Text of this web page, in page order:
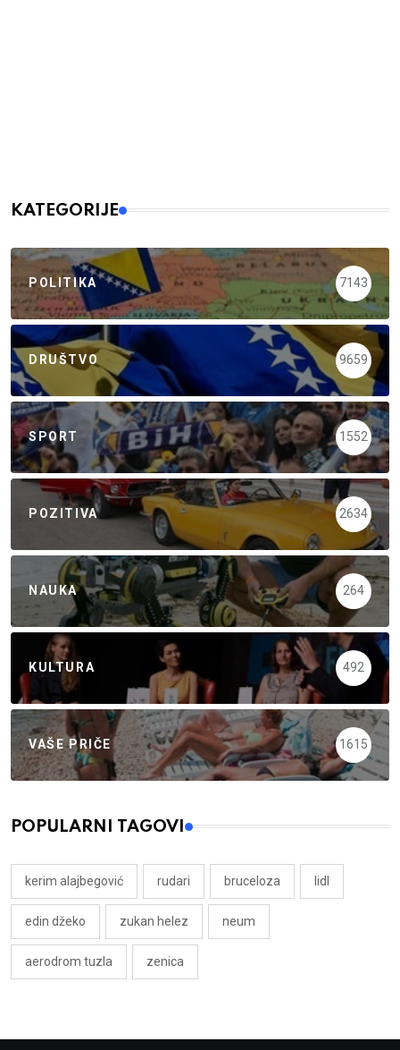
KATEGORIJE
POLITIKA 7143
DRUŠTVO 9659
SPORT 1552
POZITIVA 2634
NAUKA 264
KULTURA 492
VAŠE PRIČE 1615
POPULARNI TAGOVI
kerim alajbegović rudari bruceloza lidl
edin džeko zukan helez neum
aerodrom tuzla zenica